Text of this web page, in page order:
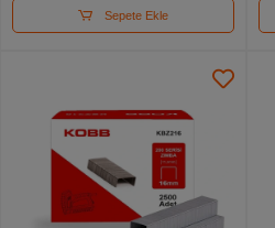
Sepete Ekle